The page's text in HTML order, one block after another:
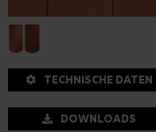
TECHNISCHE DATEN
DOWNLOADS